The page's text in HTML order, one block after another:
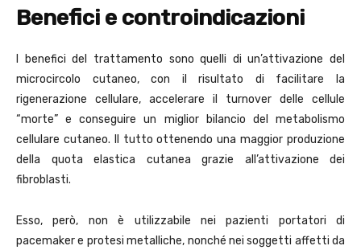
Benefici e controindicazioni
I benefici del trattamento sono quelli di un’attivazione del
microcircolo cutaneo, con il risultato di facilitare la
rigenerazione cellulare, accelerare il turnover delle cellule
“morte” e conseguire un miglior bilancio del metabolismo
cellulare cutaneo. Il tutto ottenendo una maggior produzione
della quota elastica cutanea grazie all’attivazione dei
fibroblasti.
Esso, però, non è utilizzabile nei pazienti portatori di
pacemaker e protesi metalliche, nonché nei soggetti affetti da